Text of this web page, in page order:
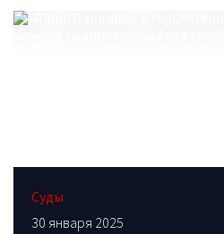
Суды
30 января 2025